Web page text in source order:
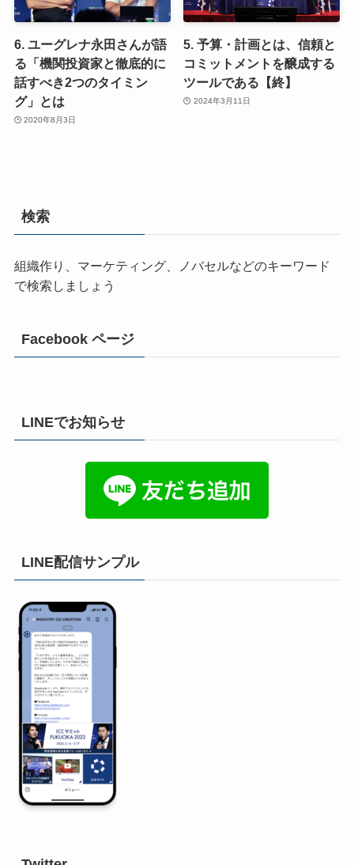
6. ユーグレナ永田さんが語
る「機関投資家と徹底的に
話すべき2つのタイミン
グ」とは
2020年8月3日
5. 予算・計画とは、信頼と
コミットメントを醸成する
ツールである【終】
2024年3月11日
検索
組織作り、マーケティング、ノバセルなどのキーワード
で検索しましょう
Facebook ページ
LINEでお知らせ
LINE配信サンプル